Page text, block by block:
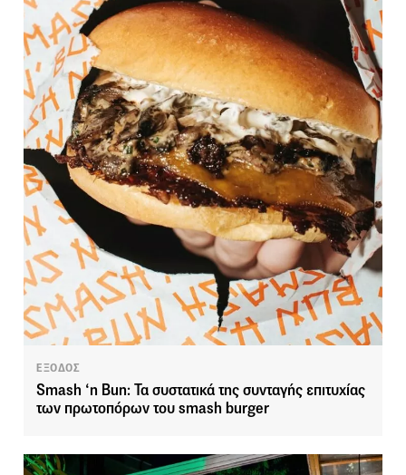
ΕΞΟΔΟΣ
Smash ‘n Bun: Τα συστατικά της συνταγής επιτυχίας
των πρωτοπόρων του smash burger